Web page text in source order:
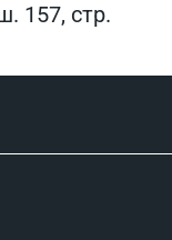
157, стр.